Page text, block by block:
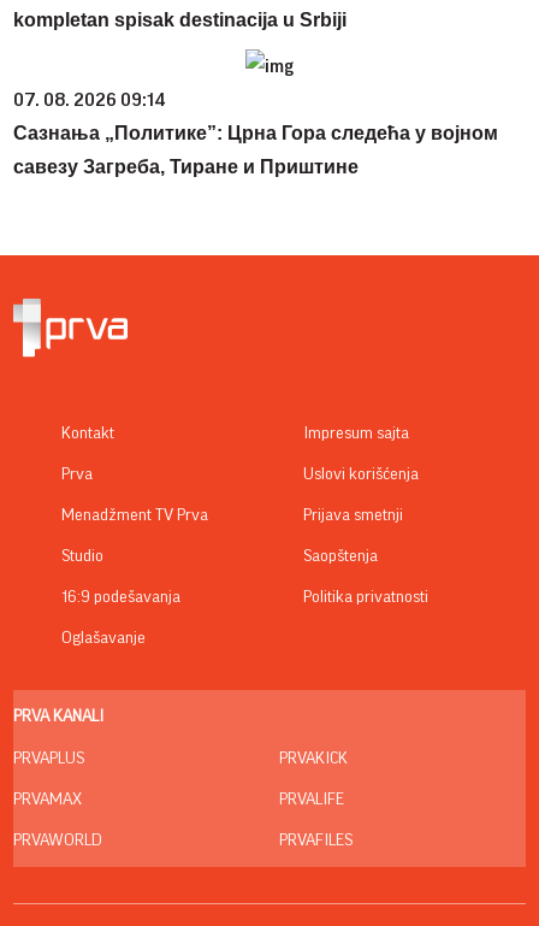
kompletan spisak destinacija u Srbiji
07. 08. 2026 09:14
Сазнања „Политике”: Црна Гора следећа у војном
савезу Загреба, Тиране и Приштине
Kontakt
Prva
Menadžment TV Prva
Studio
16:9 podešavanja
Oglašavanje
Impresum sajta
Uslovi korišćenja
Prijava smetnji
Saopštenja
Politika privatnosti
PRVA KANALI
PRVAPLUS
PRVAMAX
PRVAWORLD
PRVAKICK
PRVALIFE
PRVAFILES